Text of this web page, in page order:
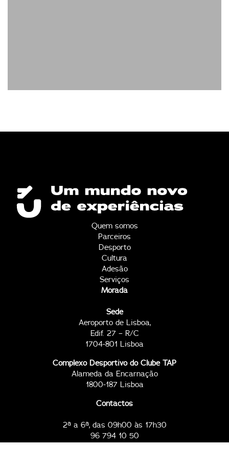
Quem somos
Parceiros
Desporto
Cultura
Adesão
Serviços
Morada
Sede
Aeroporto de Lisboa,
Edif. 27 – R/C
1704-801 Lisboa
Complexo Desportivo do Clube TAP
Alameda da Encarnação
1800-187 Lisboa
Contactos
2ª a 6ª, das 09h00 às 17h30
96 794 10 50